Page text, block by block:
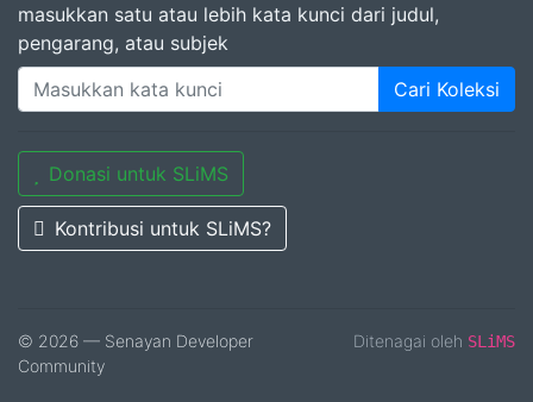
masukkan satu atau lebih kata kunci dari judul,
pengarang, atau subjek
Cari Koleksi
Donasi untuk SLiMS
Kontribusi untuk SLiMS?
© 2026 — Senayan Developer
Community
Ditenagai oleh SLiMS